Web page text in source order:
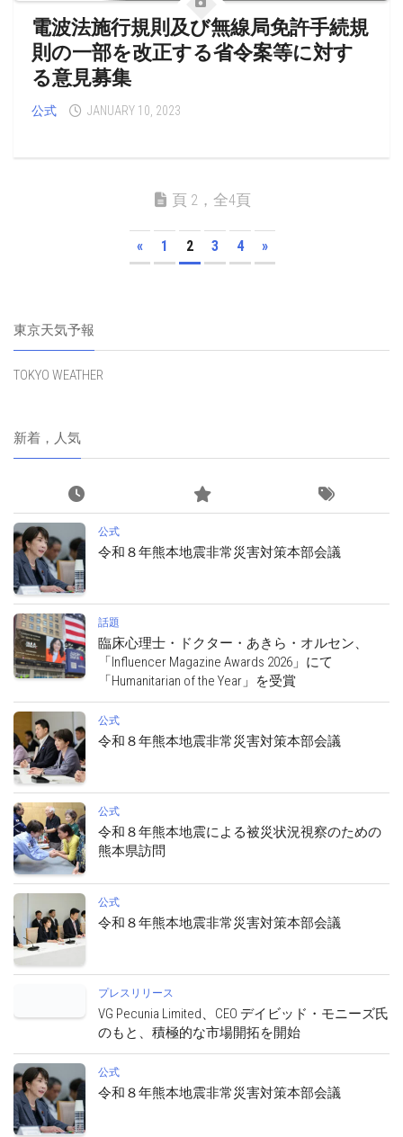
電波法施行規則及び無線局免許手続規
則の一部を改正する省令案等に対す
る意見募集
公式 JANUARY 10, 2023
頁 2，全4頁
« 1 2 3 4 »
東京天気予報
TOKYO WEATHER
新着，人気
公式
令和８年熊本地震非常災害対策本部会議
話題
臨床心理士・ドクター・あきら・オルセン、
「Influencer Magazine Awards 2026」にて
「Humanitarian of the Year」を受賞
公式
令和８年熊本地震非常災害対策本部会議
公式
令和８年熊本地震による被災状況視察のための
熊本県訪問
公式
令和８年熊本地震非常災害対策本部会議
プレスリリース
VG Pecunia Limited、CEO デイビッド・モニーズ氏
のもと、積極的な市場開拓を開始
公式
令和８年熊本地震非常災害対策本部会議